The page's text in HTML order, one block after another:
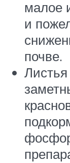
малое
и
почве.